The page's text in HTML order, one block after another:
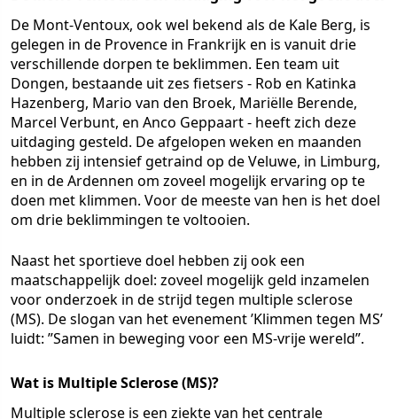
De Mont-Ventoux, ook wel bekend als de Kale Berg, is
gelegen in de Provence in Frankrijk en is vanuit drie
verschillende dorpen te beklimmen. Een team uit
Dongen, bestaande uit zes fietsers - Rob en Katinka
Hazenberg, Mario van den Broek, Mariëlle Berende,
Marcel Verbunt, en Anco Geppaart - heeft zich deze
uitdaging gesteld. De afgelopen weken en maanden
hebben zij intensief getraind op de Veluwe, in Limburg,
en in de Ardennen om zoveel mogelijk ervaring op te
doen met klimmen. Voor de meeste van hen is het doel
om drie beklimmingen te voltooien.
Naast het sportieve doel hebben zij ook een
maatschappelijk doel: zoveel mogelijk geld inzamelen
voor onderzoek in de strijd tegen multiple sclerose
(MS). De slogan van het evenement ’Klimmen tegen MS’
luidt: ”Samen in beweging voor een MS-vrije wereld”.
Wat is Multiple Sclerose (MS)?
Multiple sclerose is een ziekte van het centrale